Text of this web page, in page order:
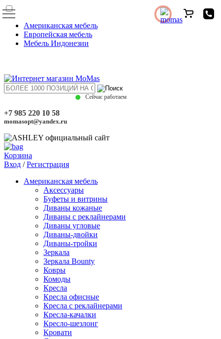
Американская мебель
Европейская мебель
Мебель Индонезии
Сейчас работаем
+7 985 220 10 58
momasopt@yandex.ru
Корзина
Вход /Регистрация
Американская мебель
Аксессуары
Буфеты и витрины
Диваны кожаные
Диваны с реклайнерами
Диваны угловые
Диваны-двойки
Диваны-тройки
Зеркала
Зеркала Bounty
Ковры
Комоды
Кресла
Кресла офисные
Кресла с реклайнерами
Кресла-качалки
Кресло-шезлонг
Кровати